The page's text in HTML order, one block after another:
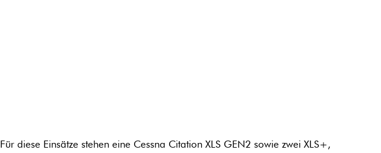
Für diese Einsätze stehen eine Cessna Citation XLS GEN2 sowie zwei XLS+,